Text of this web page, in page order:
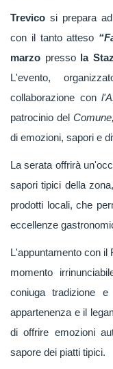
Trevicosi prepara
con il tanto atteso
marzo pressola
L'evento,
collaborazione con
patrocinio delComune,
di emozioni, sapori e
La serata offrirà
sapori tipici della
prodotti locali, che
eccellenze
L'appuntamento con il
momento
coniuga tradizione
appartenenza e il
di offrire emozioni
sapore dei piatti tipici.